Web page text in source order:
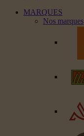
MARQUES
Nos marques